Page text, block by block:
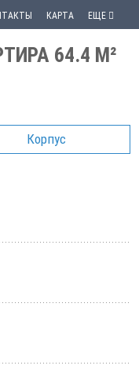
КАРТА ЕЩЕ
64.4 М²
Корпус